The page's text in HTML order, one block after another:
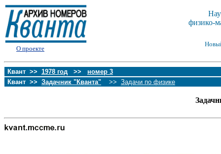
О проекте
физико-
Квант >> 1978 год >> номер 3
Квант >> Задачник "Кванта" >> Задачи по физике